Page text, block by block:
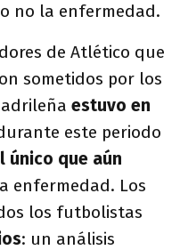
no la enfermedad.
de Atlético que
sometidos por los
estuvo en
este periodo
único que aún
enfermedad. Los
los futbolistas
: un análisis